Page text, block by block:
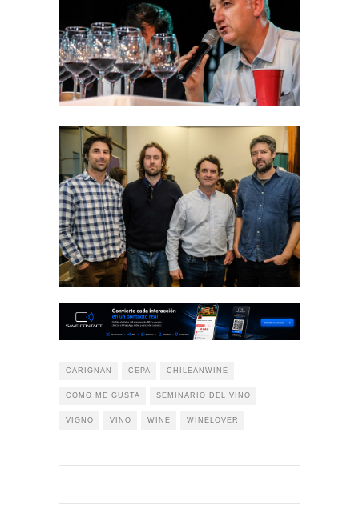
CARIGNAN CEPA CHILEANWINE
COMO ME GUSTA SEMINARIO DEL VINO
VIGNO VINO WINE WINELOVER